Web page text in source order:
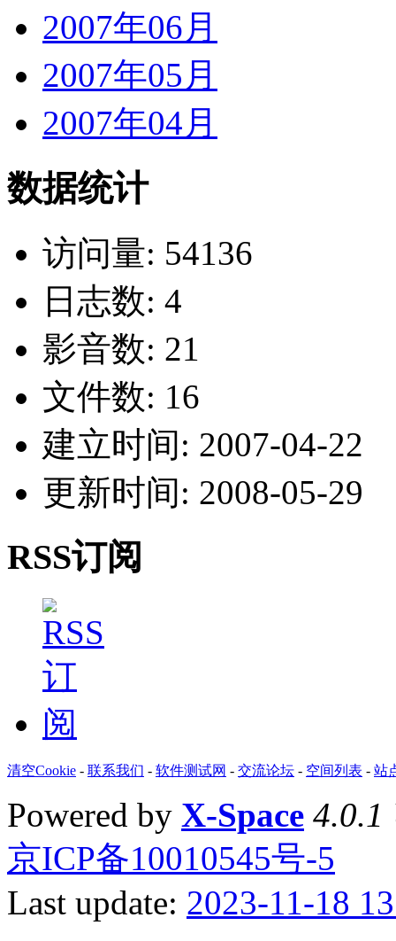
2007年06月
2007年05月
2007年04月
数据统计
访问量: 54136
日志数: 4
影音数: 21
文件数: 16
建立时间: 2007-04-22
更新时间: 2008-05-29
RSS订阅
清空Cookie - 联系我们 - 软件测试网 - 交流论坛 - 空间列表 - 站
Powered by X-Space 4.0.1
京ICP备10010545号-5
Last update: 2023-11-18